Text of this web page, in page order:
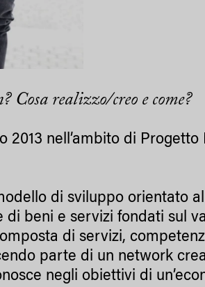
Cosa realizzo/creo e come?
2013 nell’ambito di
di sviluppo orientato
beni e servizi fondati sul
di servizi,
parte di un network
negli obiettivi di